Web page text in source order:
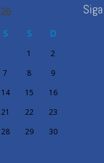
S S D
1
2
7 8
9
14 15
16
21 22
23
28 29
30